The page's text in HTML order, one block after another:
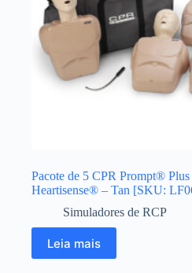
Pacote de 5 CPR Prompt®
Heartisense® – Tan [SKU:
Simuladores de RCP
Leia mais